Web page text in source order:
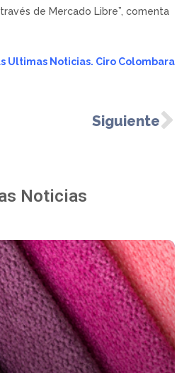
de Mercado Libre”, comenta
Ultimas Noticias. Ciro Colombara
Siguiente
Noticias